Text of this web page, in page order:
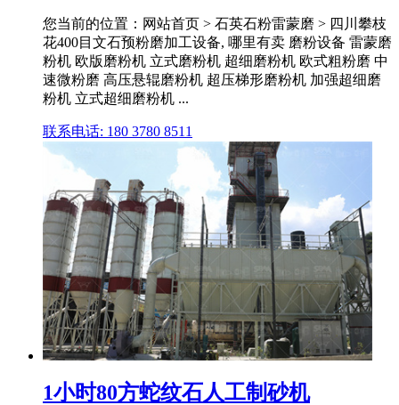
您当前的位置：网站首页 > 石英石粉雷蒙磨 > 四川攀枝
花400目文石预粉磨加工设备, 哪里有卖 磨粉设备 雷蒙磨
粉机 欧版磨粉机 立式磨粉机 超细磨粉机 欧式粗粉磨 中
速微粉磨 高压悬辊磨粉机 超压梯形磨粉机 加强超细磨
粉机 立式超细磨粉机 ...
联系电话: 180 3780 8511
1小时80方蛇纹石人工制砂机